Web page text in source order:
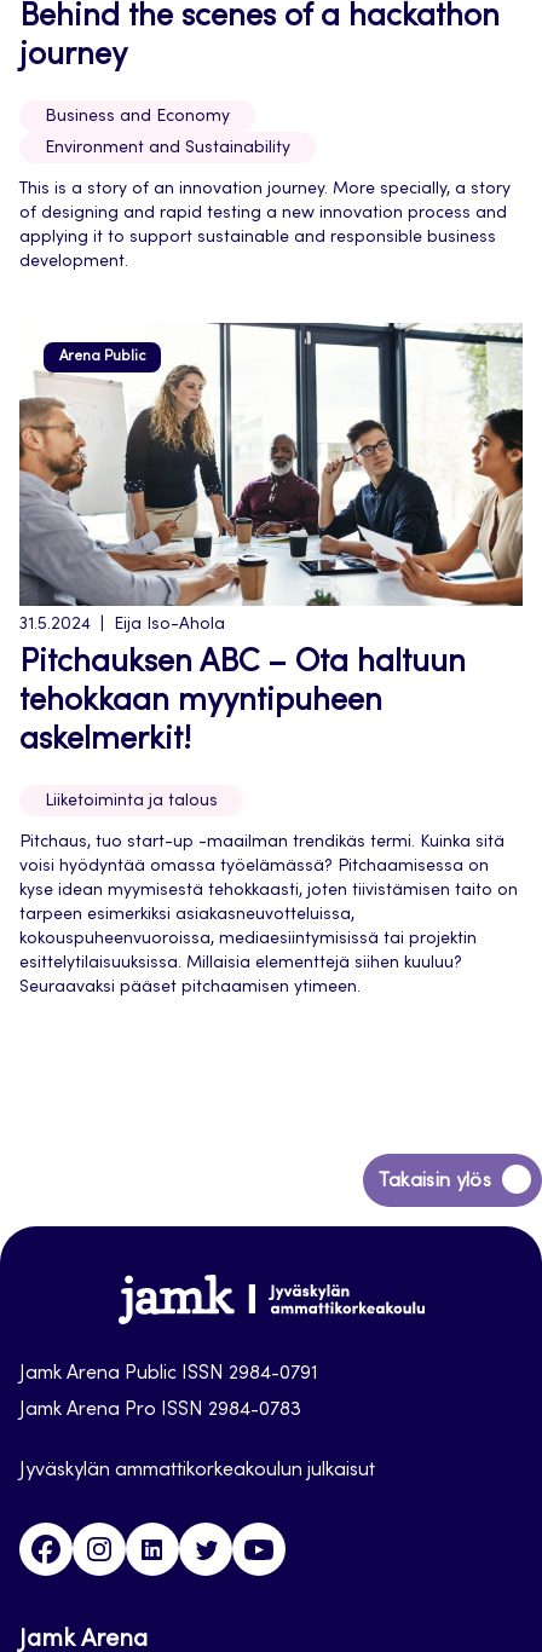
Behind the scenes of a hackathon
journey
Business and Economy
Environment and Sustainability
This is a story of an innovation journey. More specially, a story
of designing and rapid testing a new innovation process and
applying it to support sustainable and responsible business
development.
Arena Public
31.5.2024 Eija Iso-Ahola
Pitchauksen ABC – Ota haltuun
tehokkaan myyntipuheen
askelmerkit!
Liiketoiminta ja talous
Pitchaus, tuo start-up -maailman trendikäs termi. Kuinka sitä
voisi hyödyntää omassa työelämässä? Pitchaamisessa on
kyse idean myymisestä tehokkaasti, joten tiivistämisen taito on
tarpeen esimerkiksi asiakasneuvotteluissa,
kokouspuheenvuoroissa, mediaesiintymisissä tai projektin
esittelytilaisuuksissa. Millaisia elementtejä siihen kuuluu?
Seuraavaksi pääset pitchaamisen ytimeen.
Takaisin ylös
Siirry
takaisin
Jamk
Arena
Jamk Arena Public ISSN 2984-0791
Jamk Arena Pro ISSN 2984-0783
Jyväskylän ammattikorkeakoulun julkaisut
FacebookInstagramLinkedinTwitter
Jamk Arena